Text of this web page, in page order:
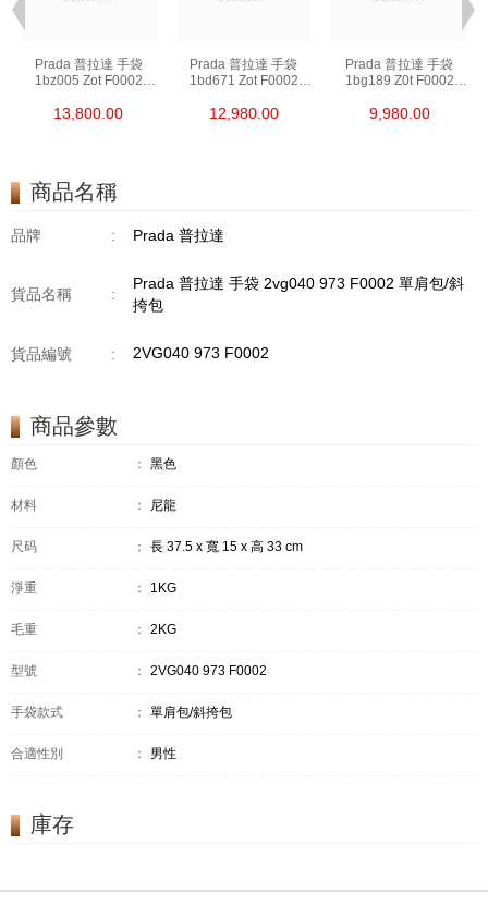
Prada 普拉達 手袋
1bz005 Zot F0002
13,800.00
Prada 普拉達 手袋
1bd671 Zot F0002
12,980.00
Prada 普拉達 手袋
1bg189 Z0t F0002
9,980.00
商品名稱
品牌 : Prada 普拉達
貨品名稱 :
Prada 普拉達 手袋 2vg040 973 F0002 單肩包/斜
挎包
貨品編號 : 2VG040 973 F0002
商品參數
顏色 ： 黑色
材料 ： 尼龍
尺码 ： 長 37.5 x 寬 15 x 高 33 cm
淨重 ： 1KG
毛重 ： 2KG
型號 ： 2VG040 973 F0002
手袋款式 ： 單肩包/斜挎包
合適性別 ： 男性
庫存